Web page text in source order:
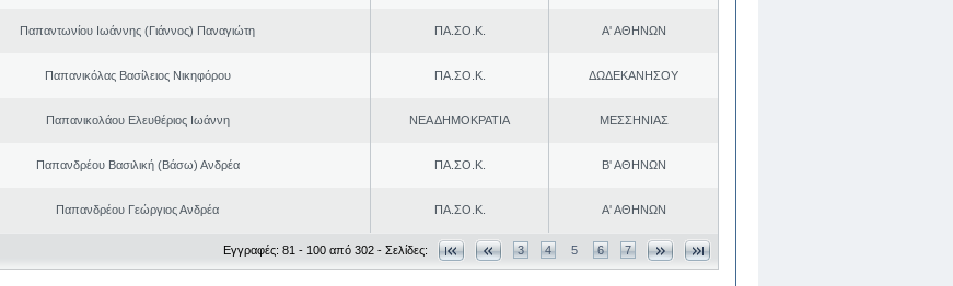
Παπαντωνίου Ιωάννης (Γιάννος) Παναγιώτη ΠΑ.ΣΟ.Κ. Α' ΑΘΗΝΩΝ
Παπανικόλας Βασίλειος Νικηφόρου ΠΑ.ΣΟ.Κ. ΔΩΔΕΚΑΝΗΣΟΥ
Παπανικολάου Ελευθέριος Ιωάννη ΝΕΑ ΔΗΜΟΚΡΑΤΙΑ ΜΕΣΣΗΝΙΑΣ
Παπανδρέου Βασιλική (Βάσω) Ανδρέα ΠΑ.ΣΟ.Κ. Β' ΑΘΗΝΩΝ
Παπανδρέου Γεώργιος Ανδρέα ΠΑ.ΣΟ.Κ. Α' ΑΘΗΝΩΝ
Εγγραφές: 81 - 100 από 302 - Σελίδες: 3 4 5 6 7